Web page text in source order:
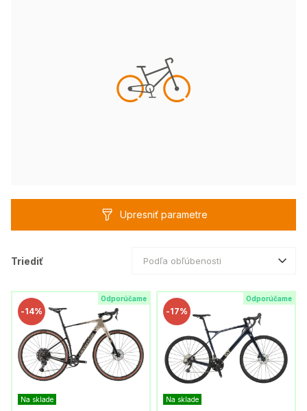
Upresniť parametre
Triediť Podľa obľúbenosti
Odporúčame
-14%
Na sklade
Odporúčame
-17%
Na sklade